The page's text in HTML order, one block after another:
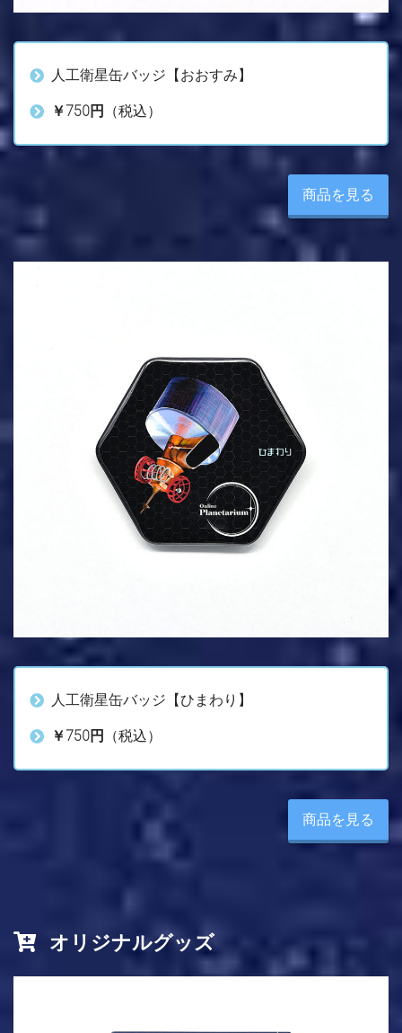
人工衛星缶バッジ【おおすみ】
￥750円 （税込）
商品を見る
人工衛星缶バッジ【ひまわり】
￥750円 （税込）
商品を見る
オリジナルグッズ